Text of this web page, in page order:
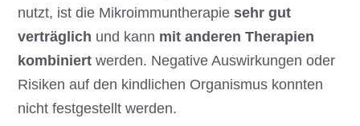
nutzt, ist die Mikroimmuntherapiesehr gut
verträglich und kann mit anderen Therapien
kombiniert werden. Negative Auswirkungen oder
Risiken auf den kindlichen Organismus konnten
nicht festgestellt werden.